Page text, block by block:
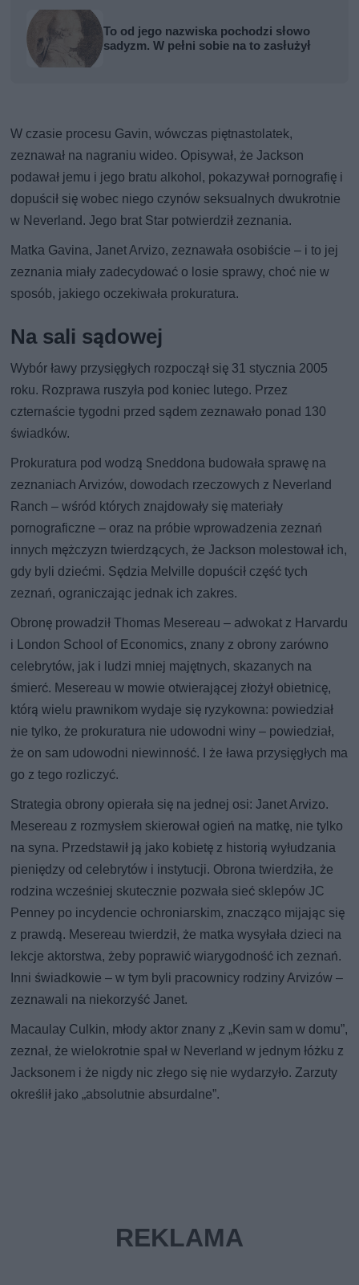
To od jego nazwiska pochodzi słowo
sadyzm. W pełni sobie na to zasłużył
W czasie procesu Gavin, wówczas piętnastolatek,
zeznawał na nagraniu wideo. Opisywał, że Jackson
podawał jemu i jego bratu alkohol, pokazywał pornografię i
dopuścił się wobec niego czynów seksualnych dwukrotnie
w Neverland. Jego brat Star potwierdził zeznania.
Matka Gavina, Janet Arvizo, zeznawała osobiście – i to jej
zeznania miały zadecydować o losie sprawy, choć nie w
sposób, jakiego oczekiwała prokuratura.
Na sali sądowej
Wybór ławy przysięgłych rozpoczął się 31 stycznia 2005
roku. Rozprawa ruszyła pod koniec lutego. Przez
czternaście tygodni przed sądem zeznawało ponad 130
świadków.
Prokuratura pod wodzą Sneddona budowała sprawę na
zeznaniach Arvizów, dowodach rzeczowych z Neverland
Ranch – wśród których znajdowały się materiały
pornograficzne – oraz na próbie wprowadzenia zeznań
innych mężczyzn twierdzących, że Jackson molestował ich,
gdy byli dziećmi. Sędzia Melville dopuścił część tych
zeznań, ograniczając jednak ich zakres.
Obronę prowadził Thomas Mesereau – adwokat z Harvardu
i London School of Economics, znany z obrony zarówno
celebrytów, jak i ludzi mniej majętnych, skazanych na
śmierć. Mesereau w mowie otwierającej złożył obietnicę,
którą wielu prawnikom wydaje się ryzykowna: powiedział
nie tylko, że prokuratura nie udowodni winy – powiedział,
że on sam udowodni niewinność. I że ława przysięgłych ma
go z tego rozliczyć.
Strategia obrony opierała się na jednej osi: Janet Arvizo.
Mesereau z rozmysłem skierował ogień na matkę, nie tylko
na syna. Przedstawił ją jako kobietę z historią wyłudzania
pieniędzy od celebrytów i instytucji. Obrona twierdziła, że
rodzina wcześniej skutecznie pozwała sieć sklepów JC
Penney po incydencie ochroniarskim, znacząco mijając się
z prawdą. Mesereau twierdził, że matka wysyłała dzieci na
lekcje aktorstwa, żeby poprawić wiarygodność ich zeznań.
Inni świadkowie – w tym byli pracownicy rodziny Arvizów –
zeznawali na niekorzyść Janet.
Macaulay Culkin, młody aktor znany z „Kevin sam w domu”,
zeznał, że wielokrotnie spał w Neverland w jednym łóżku z
Jacksonem i że nigdy nic złego się nie wydarzyło. Zarzuty
określił jako „absolutnie absurdalne”.